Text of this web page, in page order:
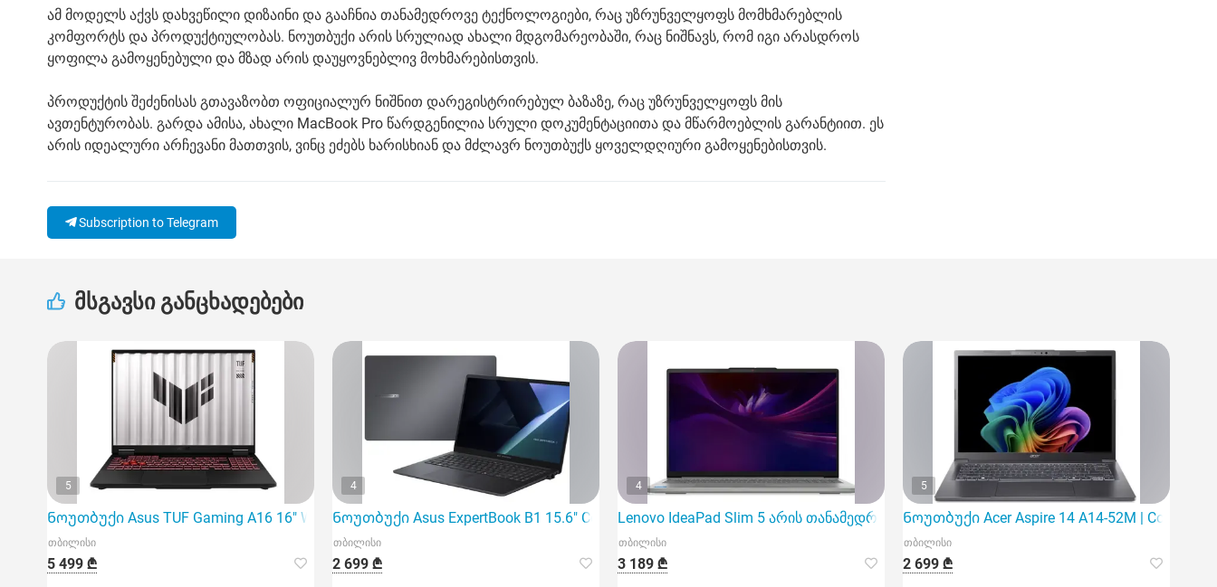
ამ მოდელს აქვს დახვეწილი დიზაინი და გააჩნია თანამედროვე ტექნოლოგიები, რაც უზრუნველყოფს მომხმარებლის
კომფორტს და პროდუქტიულობას. ნოუთბუქი არის სრულიად ახალი მდგომარეობაში, რაც ნიშნავს, რომ იგი არასდროს
ყოფილა გამოყენებული და მზად არის დაუყოვნებლივ მოხმარებისთვის.
პროდუქტის შეძენისას გთავაზობთ ოფიციალურ ნიშნით დარეგისტრირებულ ბაზაზე, რაც უზრუნველყოფს მის
ავთენტურობას. გარდა ამისა, ახალი MacBook Pro წარდგენილია სრული დოკუმენტაციითა და მწარმოებლის გარანტიით. ეს
არის იდეალური არჩევანი მათთვის, ვინც ეძებს ხარისხიან და მძლავრ ნოუთბუქს ყოველდღიური გამოყენებისთვის.
Subscription to Telegram
მსგავსი განცხადებები
5
Ნოუთბუქი Asus TUF Gaming A16 16" Wuxga 165Hz Ryzen 7 260 32G
თბილისი
5 499 ₾
4
Ნოუთბუქი Asus ExpertBook B1 15.6" Core 7 150U 16Gb 1TB SSD I
თბილისი
2 699 ₾
4
Lenovo IdeaPad Slim 5 არის თანამედროვე და მძლავრი ნოუთბუქი
თბილისი
3 189 ₾
5
Ნოუთბუქი Acer Aspire 14 A14-52M | Core Ultra
თბილისი
2 699 ₾